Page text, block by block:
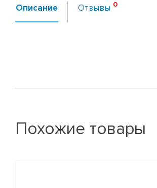
Описание Отзывы
Похожие товары